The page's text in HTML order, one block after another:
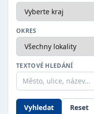
OKRES
TEXTOVÉ HLEDÁNÍ
Vyhledat Reset